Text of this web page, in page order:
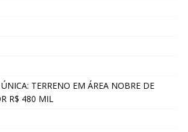
TERRENO EM ÁREA NOBRE DE
R$ 480 MIL